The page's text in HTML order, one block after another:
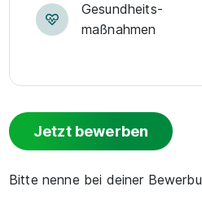
Ge­sund­heits­
maß­nah­men
Jetzt bewerben
Bitte nenne bei deiner